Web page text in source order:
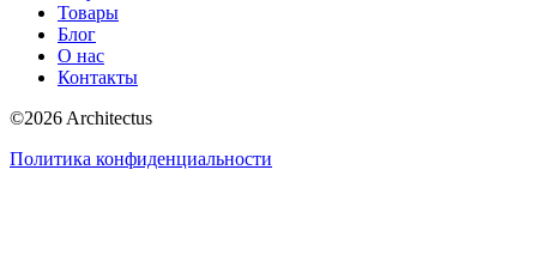
Товары
Блог
О нас
Контакты
©2026 Architectus
Политика конфиденциальности